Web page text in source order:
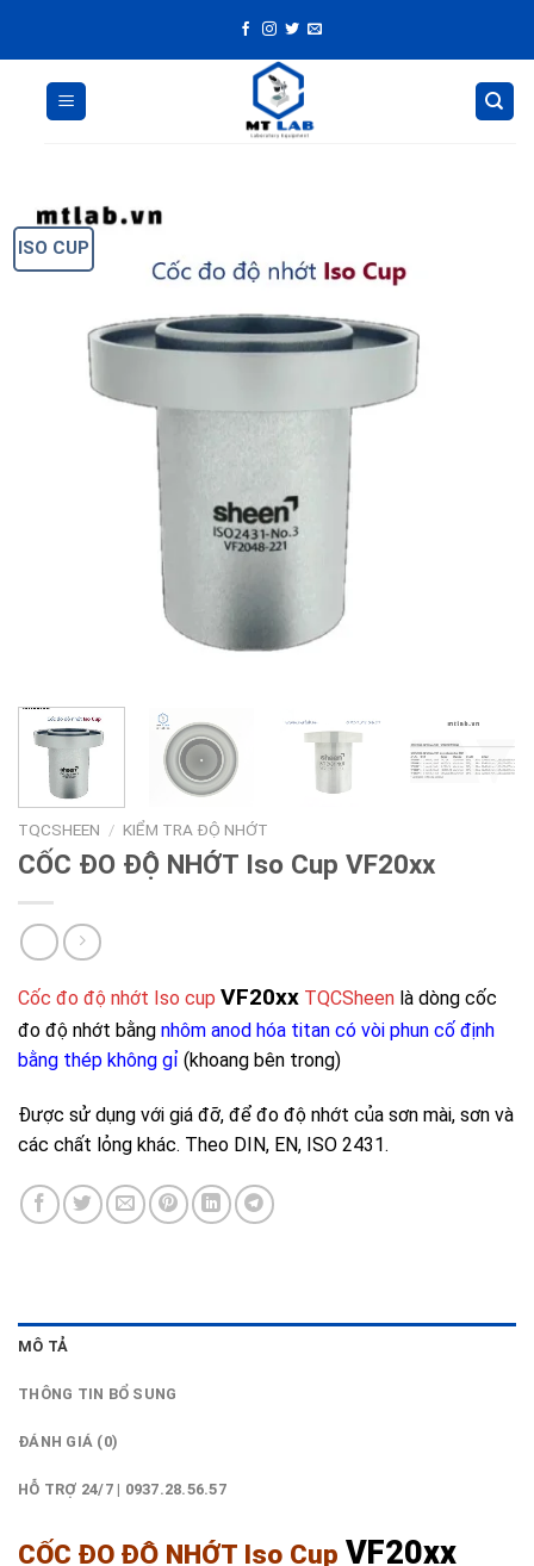
ISO CUP
TQCSHEEN / KIỂM TRA ĐỘ NHỚT
CỐC ĐO ĐỘ NHỚT Iso Cup VF20xx
Cốc đo độ nhớt Iso cup VF20xx TQCSheen là dòng cốc
đo độ nhớt bằng nhôm anod hóa titan có vòi phun cố định
bằng thép không gỉ (khoang bên trong)
Được sử dụng với giá đỡ, để đo độ nhớt của sơn mài, sơn và
các chất lỏng khác. Theo DIN, EN, ISO 2431.
MÔ TẢ
THÔNG TIN BỔ SUNG
ĐÁNH GIÁ (0)
HỖ TRỢ 24/7 | 0937.28.56.57
CỐC ĐO ĐỘ NHỚT Iso Cup VF20xx